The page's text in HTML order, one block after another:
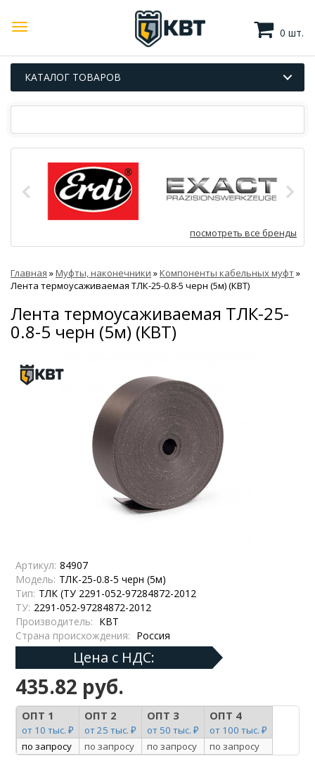
0 шт.
КАТАЛОГ ТОВАРОВ
посмотреть все бренды
Главная »Муфты, наконечники »Компоненты кабельных муфт»
Лента термоусаживаемая ТЛК-25-0.8-5 черн (5м) (КВТ)
Лента термоусаживаемая ТЛК-25-
0.8-5 черн (5м) (КВТ)
Артикул: 84907
Модель: ТЛК-25-0.8-5 черн (5м)
Тип: ТЛК (ТУ 2291-052-97284872-2012
ТУ: 2291-052-97284872-2012
Производитель: КВТ
Страна происхождения: Россия
Цена с НДС:
435.82 руб.
ОПТ 1
от 10 тыс. ₽
ОПТ 2
от 25 тыс. ₽
ОПТ 3
от 50 тыс. ₽
ОПТ 4
от 100 тыс. ₽
по запросу
по запросу по запросу по запросу